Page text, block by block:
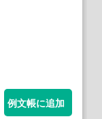
例文帳に追加